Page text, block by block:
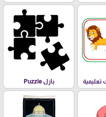
بازل Puzzle